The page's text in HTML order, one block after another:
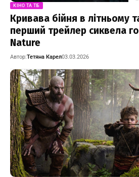
КІНО ТА ТБ
Кривава бійня в літньому
перший трейлер сиквела
Nature
Автор:Тетяна Карел03.03.2026